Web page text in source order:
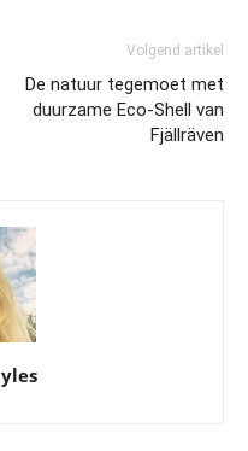
Volgend artikel
De natuur tegemoet met
duurzame Eco-Shell van
Fjällräven